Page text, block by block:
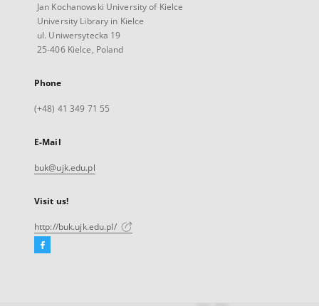
Jan Kochanowski University of Kielce
University Library in Kielce
ul. Uniwersytecka 19
25-406 Kielce, Poland
Phone
(+48) 41 349 71 55
E-Mail
buk@ujk.edu.pl
Visit us!
http://buk.ujk.edu.pl/
Facebook